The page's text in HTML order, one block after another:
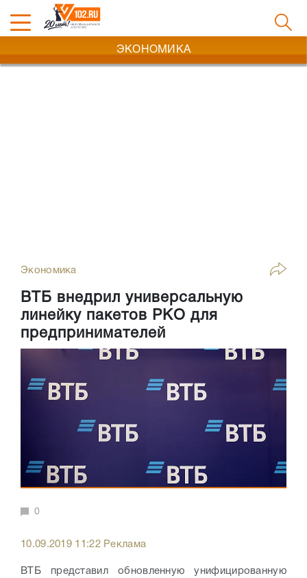
ЭКОНОМИКА
Экономика
ВТБ внедрил универсальную
линейку пакетов РКО для
предпринимателей
0
10.09.2019 11:22 Реклама
ВТБ представил обновленную унифицированную